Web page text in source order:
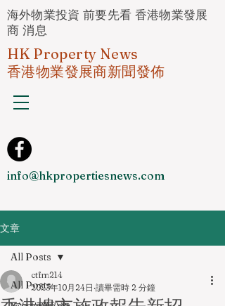
海外物業投資 前要先看 香港物業發展
商 消息
HK Property News
香港物業發展商新聞發佈
info@hkpropertiesnews.com
文章
All Posts
All Posts
ctfm214
2023年10月24日 讀畢需時 2 分鐘